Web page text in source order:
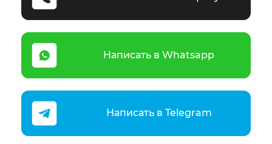
Написать в Whatsapp
Написать в Telegram